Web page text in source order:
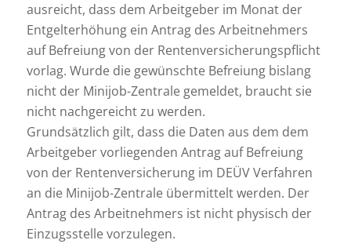
ausreicht, dass dem Arbeitgeber im Monat der
Entgelterhöhung ein Antrag des Arbeitnehmers
auf Befreiung von der Rentenversicherungspflicht
vorlag. Wurde die gewünschte Befreiung bislang
nicht der Minijob-Zentrale gemeldet, braucht sie
nicht nachgereicht zu werden.
Grundsätzlich gilt, dass die Daten aus dem dem
Arbeitgeber vorliegenden Antrag auf Befreiung
von der Rentenversicherung im DEÜV Verfahren
an die Minijob-Zentrale übermittelt werden. Der
Antrag des Arbeitnehmers ist nicht physisch der
Einzugsstelle vorzulegen.